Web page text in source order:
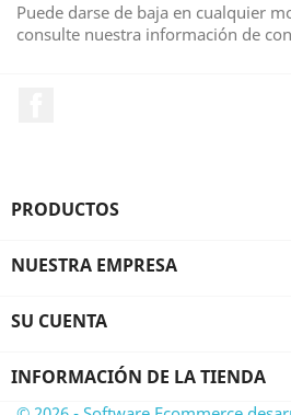
Puede darse de baja en cualquier
consulte nuestra información de
PRODUCTOS
NUESTRA EMPRESA
SU CUENTA
INFORMACIÓN DE LA TIENDA